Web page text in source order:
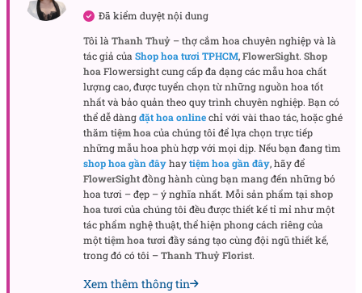
TP.HCM
Điểm đặc trưng của Pink Cloudnằm ở cách tiết chế.
Hoa cẩm tú cầu được chọn tông hồng pastel nhạt,
không quá ngọt, không quá lạnh. Màu sắc này giúp
bó hoa giữ được vẻ thanh lịch, dễ nhìn và có chiều
sâu cảm xúc.
Lá bạc được sử dụng vừa đủ để tạo điểm nghỉ cho
mắt, đồng thời làm nổi bật sắc hoa chính. Tông
xanh xám của lá bạc giúp tổng thể trở nên nhẹ hơn,
có sự chuyển màu mềm mại giữa hoa và nền giấy
gói. Xen kẽ đó là các loại lá phụ mảnh, tạo hiệu ứng
bay nhẹ, giúp bó hoa không bị “đóng khung” cứng
Đã kiểm duyệt nội dung
Tôi làThanh Thuỷ – thợ cắm hoa chuyên nghiệp và là
tác giả củaShop hoa tươi TPHCM,FlowerSight. Shop
hoaFlowersight cung cấp đa dạng các mẫu hoa chất
lượng cao, được tuyển chọn từ những nguồn hoa tốt
nhất và bảo quản theo quy trình chuyên nghiệp. Bạn có
thể dễ dàngđặt hoa onlinechỉ với vài thao tác, hoặc ghé
thămtiệm hoacủa chúng tôi để lựa chọn trực tiếp
những mẫu hoa phù hợp với mọi dịp. Nếu bạn đang tìm
shop hoa gần đâyhaytiệm hoa gần đây, hãy để
FlowerSightđồng hành cùng bạn mang đến những bó
hoa tươi – đẹp – ý nghĩa nhất. Mỗi sản phẩm tạishop
hoa tươicủa chúng tôi đều được thiết kế tỉ mỉ như một
tác phẩm nghệ thuật, thể hiện phong cách riêng của
mộttiệm hoa tươiđầy sáng tạo cùng đội ngũ thiết kế,
trong đó có tôi –Thanh Thuỷ Florist.
Xem thêm thông tin